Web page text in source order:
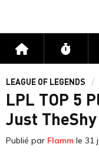
Accueil Flux
LEAGUE OF LEGENDS
LPL TOP 5
Just
Publié par Flamm le 31